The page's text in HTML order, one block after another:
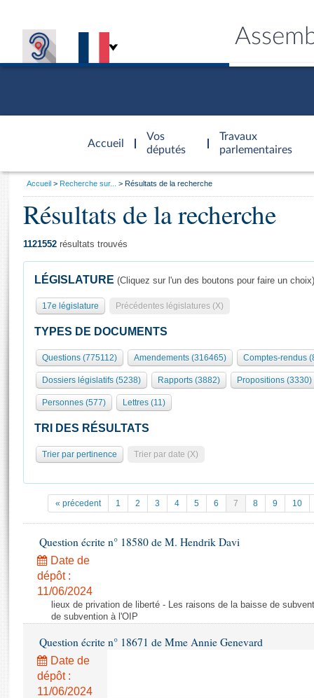
Accueil
d'accueil
Vos
députés
Travaux
parlementaires
Présidence
577 députés
Groupes politiques
Élections législatives
Séance publique
Commissions et autres organes
Europe et International
Contrôle et évaluation
Congrès
Pétitions
Documents parlementaires
Propositions de loi
Amendements
Textes adoptés
Rapports d'information
Rapports législatifs
Rapports sur l'application des lois
Baromètre de l’application des lois
Général
Rôle et pouvoirs de l'Assemblée
Organisation de l'Assemblée
Présidence Conférence des Présidents Bureau Collège des
Statistiques et chiffres clés
Transparence et déontologie
Histoire
Juniors
Anciennes législatures
Liens vers les sites publics
Visiter l'Assemblée
Visite virtuelle du palais Bourbon
Assister à une séance
Accès des chercheurs à l’Assemblée
Les évènements
Les archives
Photos libres de droit
Vous
Accueil Recherche sur... Résultats de la recherche
Résultats de la recherche
1121552 résultats trouvés
LÉGISLATURE (Cliquez sur l'un des boutons pour faire un choix)
17e législature Précédentes législatures (X)
TYPES DE DOCUMENTS
Questions (775112) Amendements (316465) Comptes-rendus
Dossiers législatifs (5238) Rapports (3882) Propositions (3330)
Personnes (577) Lettres (11)
TRI DES RÉSULTATS
Trier par pertinence Trier par date (X)
« précedent 1 2 3 4 5 6 7 8 9 10
Question écrite n° 18580 de M. Hendrik Davi
Date de
dépôt :
11/06/2024
lieux de privation de liberté - Les raisons de la baisse de
de subvention à l'OIP
Question écrite n° 18671 de Mme Annie Genevard
Date de
dépôt :
11/06/2024